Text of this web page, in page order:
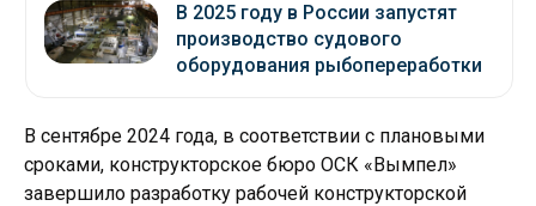
В 2025 году в России запустят
производство судового
оборудования рыбопереработки
В сентябре 2024 года, в соответствии с плановыми
сроками, конструкторское бюро ОСК «Вымпел»
завершило разработку рабочей конструкторской